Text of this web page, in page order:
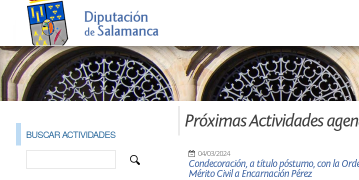
BUSCAR ACTIVIDADES
Próximas Actividades
04/03/2024
Condecoración, a título póstumo, con la
Mérito Civil a Encarnación Pérez